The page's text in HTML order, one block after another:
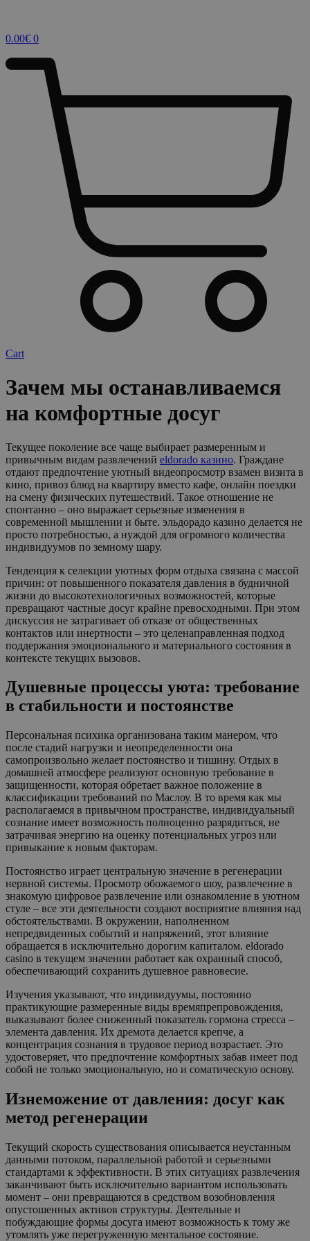
0.00€ 0
Cart
Зачем мы останавливаемся
на комфортные досуг
Текущее поколение все чаще выбирает размеренным и
привычным видам развлечений eldorado казино. Граждане
отдают предпочтение уютный видеопросмотр взамен визита в
кино, привоз блюд на квартиру вместо кафе, онлайн поездки
на смену физических путешествий. Такое отношение не
спонтанно – оно выражает серьезные изменения в
современной мышлении и быте. эльдорадо казино делается не
просто потребностью, а нуждой для огромного количества
индивидуумов по земному шару.
Тенденция к селекции уютных форм отдыха связана с массой
причин: от повышенного показателя давления в будничной
жизни до высокотехнологичных возможностей, которые
превращают частные досуг крайне превосходными. При этом
дискуссия не затрагивает об отказе от общественных
контактов или инертности – это целенаправленная подход
поддержания эмоционального и материального состояния в
контексте текущих вызовов.
Душевные процессы уюта: требование
в стабильности и постоянстве
Персональная психика организована таким манером, что
после стадий нагрузки и неопределенности она
самопроизвольно желает постоянство и тишину. Отдых в
домашней атмосфере реализуют основную требование в
защищенности, которая обретает важное положение в
классификации требований по Маслоу. В то время как мы
располагаемся в привычном пространстве, индивидуальный
сознание имеет возможность полноценно разрядиться, не
затрачивая энергию на оценку потенциальных угроз или
привыкание к новым факторам.
Постоянство играет центральную значение в регенерации
нервной системы. Просмотр обожаемого шоу, развлечение в
знакомую цифровое развлечение или ознакомление в уютном
стуле – все эти деятельности создают восприятие влияния над
обстоятельствами. В окружении, наполненном
непредвиденных событий и напряжений, этот влияние
обращается в исключительно дорогим капиталом. eldorado
casino в текущем значении работает как охранный способ,
обеспечивающий сохранить душевное равновесие.
Изучения указывают, что индивидуумы, постоянно
практикующие размеренные виды времяпрепровождения,
выказывают более сниженный показатель гормона стресса –
элемента давления. Их дремота делается крепче, а
концентрация сознания в трудовое период возрастает. Это
удостоверяет, что предпочтение комфортных забав имеет под
собой не только эмоциональную, но и соматическую основу.
Изнеможение от давления: досуг как
метод регенерации
Текущий скорость существования описывается неустанным
данными потоком, параллельной работой и серьезными
стандартами к эффективности. В этих ситуациях развлечения
заканчивают быть исключительно вариантом использовать
момент – они превращаются в средством возобновления
опустошенных активов структуры. Деятельные и
побуждающие формы досуга имеют возможность к тому же
утомлять уже перегруженную ментальное состояние.